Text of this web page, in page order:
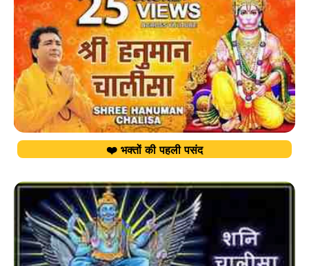
❤️ भक्तों की पहली पसंद